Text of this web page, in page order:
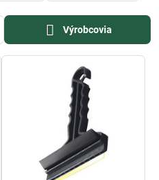
ľadu bez poškodenia
v rôznych veľkostiach a
, tieto nástroje vám
sneh a ľad z ciest,
robustná konštrukcia a
výkon aj pri
lopata, odhŕňač snehu
Výrobcovia